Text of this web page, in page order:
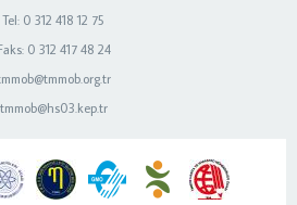
Tel: 0 312 418 12 75
0 312 417 48 24
tmmob@hs03.kep.tr